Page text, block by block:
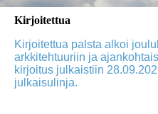
Kirjoitettua
Kirjoitettua palsta alkoi
arkkitehtuuriin ja
kirjoitus julkaistiin
julkaisulinja.